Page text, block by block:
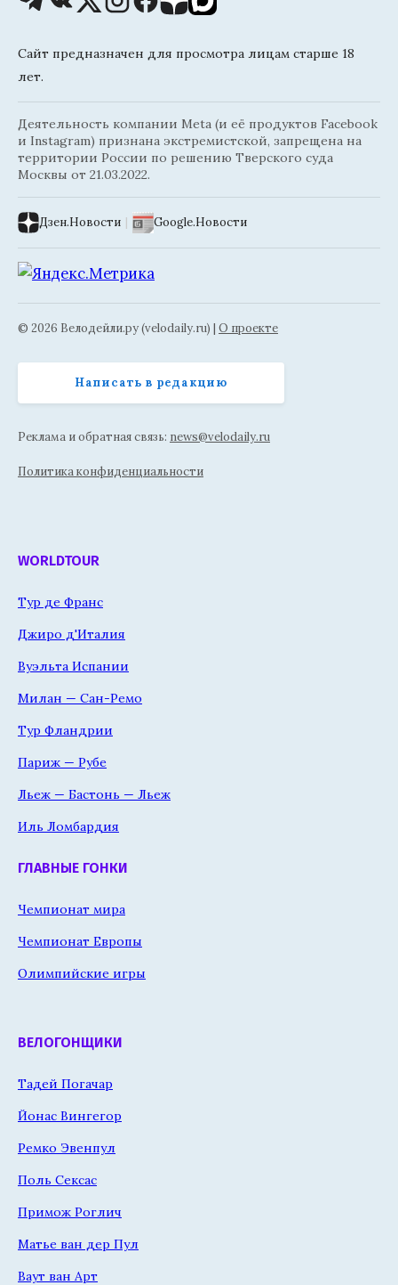
Сайт предназначен для просмотра лицам старше 18
лет.
Деятельность компании Meta (и её продуктов Facebook
и Instagram) признана экстремистской, запрещена на
территории России по решению Тверского суда
Москвы от 21.03.2022.
Дзен.Новости | Google.Новости
© 2026 Велодейли.ру (velodaily.ru) | О проекте
Написать в редакцию
Реклама и обратная связь: news@velodaily.ru
Политика конфиденциальности
WORLDTOUR
Тур де Франс
Джиро д'Италия
Вуэльта Испании
Милан — Сан-Ремо
Тур Фландрии
Париж — Рубе
Льеж — Бастонь — Льеж
Иль Ломбардия
ГЛАВНЫЕ ГОНКИ
Чемпионат мира
Чемпионат Европы
Олимпийские игры
ВЕЛОГОНЩИКИ
Тадей Погачар
Йонас Вингегор
Ремко Эвенпул
Поль Сексас
Примож Роглич
Матье ван дер Пул
Ваут ван Арт